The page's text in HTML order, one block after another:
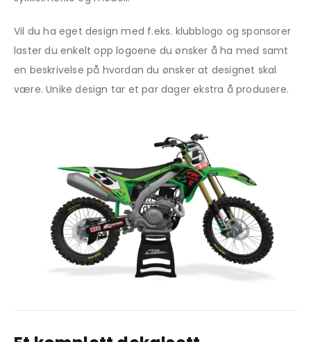
Vil du ha eget design med f.eks. klubblogo og sponsorer
laster du enkelt opp logoene du ønsker å ha med samt
en beskrivelse på hvordan du ønsker at designet skal
være. Unike design tar et par dager ekstra å produsere.